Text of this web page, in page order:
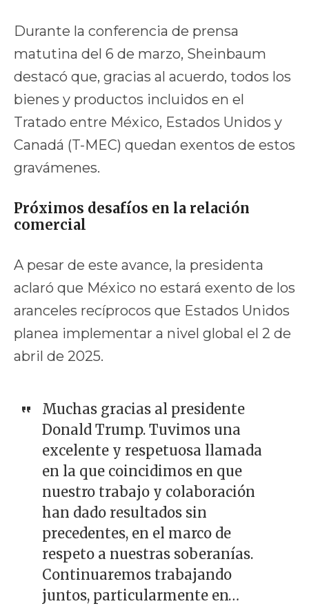
Durante la conferencia de prensa
matutina del 6 de marzo, Sheinbaum
destacó que, gracias al acuerdo, todos los
bienes y productos incluidos en el
Tratado entre México, Estados Unidos y
Canadá (T-MEC) quedan exentos de estos
gravámenes.
Próximos desafíos en la relación
comercial
A pesar de este avance, la presidenta
aclaró que México no estará exento de los
aranceles recíprocos que Estados Unidos
planea implementar a nivel global el 2 de
abril de 2025.
Muchas gracias al presidente
Donald Trump. Tuvimos una
excelente y respetuosa llamada
en la que coincidimos en que
nuestro trabajo y colaboración
han dado resultados sin
precedentes, en el marco de
respeto a nuestras soberanías.
Continuaremos trabajando
juntos, particularmente en…